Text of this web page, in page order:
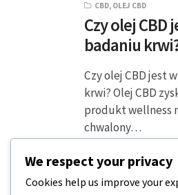
CBD, OLEJ CBD
Czy olej CBD
badaniu
Czy olej CBD jest
krwi? Olej CBD
produkt wellness
chwalony…
5 MINUTY CZYTANIA
We respect your privacy
Cookies help us improve your